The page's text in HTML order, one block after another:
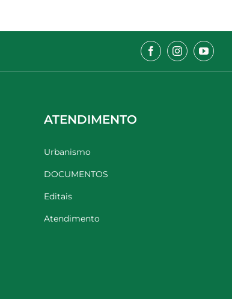
ATENDIMENTO
Urbanismo
DOCUMENTOS
Editais
Atendimento